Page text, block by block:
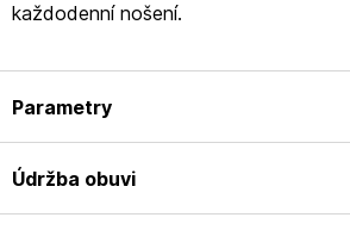
každodenní nošení.
Parametry
Údržba obuvi